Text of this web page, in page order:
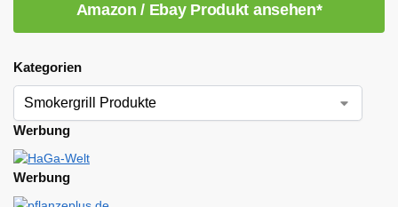
Amazon / Ebay Produkt ansehen*
Kategorien
Werbung
Werbung